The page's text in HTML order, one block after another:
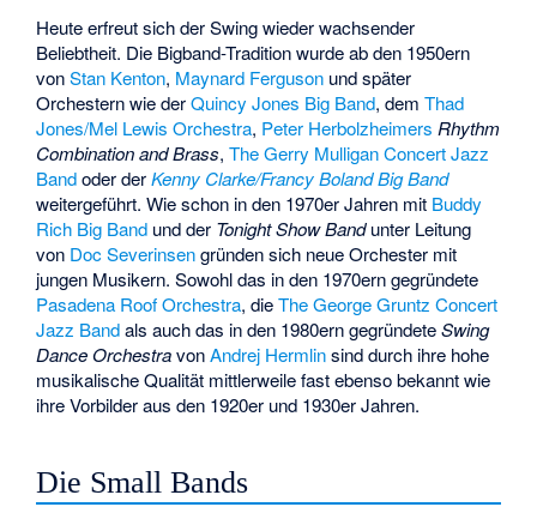
Heute erfreut sich der Swing wieder wachsender
Beliebtheit. Die Bigband-Tradition wurde ab den 1950ern
vonStan Kenton, Maynard Ferguson und später
Orchestern wie derQuincy Jones Big Band, demThad
Jones/Mel Lewis Orchestra, Peter Herbolzheimers Rhythm
Combination and Brass,The Gerry Mulligan Concert Jazz
Bandoder derKenny Clarke/Francy Boland Big Band
weitergeführt. Wie schon in den 1970er Jahren mit Buddy
Rich Big Band und der Tonight Show Bandunter Leitung
von Doc Severinsengründen sich neue Orchester mit
jungen Musikern. Sowohl das in den 1970ern gegründete
Pasadena Roof Orchestra, dieThe George Gruntz Concert
Jazz Bandals auch das in den 1980ern gegründeteSwing
Dance OrchestravonAndrej Hermlinsind durch ihre hohe
musikalische Qualität mittlerweile fast ebenso bekannt wie
ihre Vorbilder aus den 1920er und 1930er Jahren.
Die Small Bands